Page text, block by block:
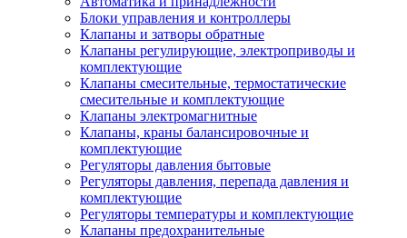
Блоки управления и контроллеры
Клапаны и затворы обратные
Клапаны регулирующие, электроприводы и
комплектующие
Клапаны смесительные, термостатические
смесительные и комплектующие
Клапаны электромагнитные
Клапаны, краны балансировочные и
комплектующие
Регуляторы давления бытовые
Регуляторы давления, перепада давления и
комплектующие
Регуляторы температуры и комплектующие
Клапаны предохранительные